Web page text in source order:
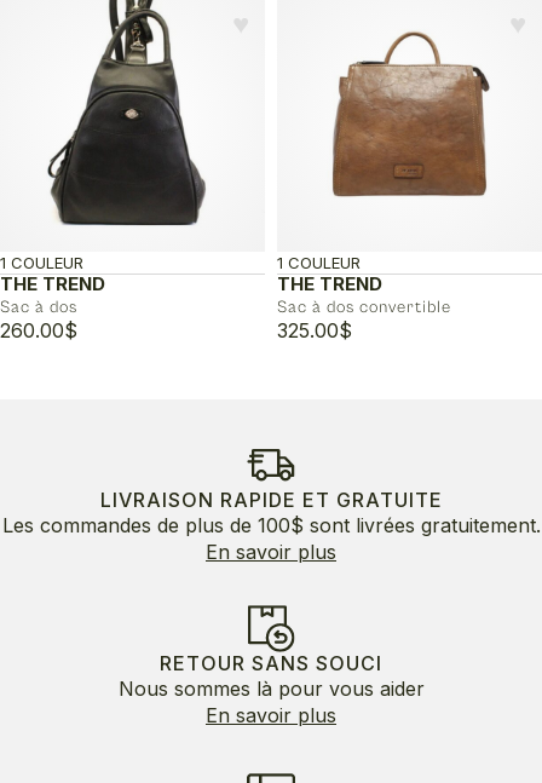
♥︎
THE TREND
Sac à dos
1 COULEUR
260.00$
♥︎
THE TREND
Sac à dos convertible
1 COULEUR
325.00$
LIVRAISON RAPIDE ET GRATUITE
Les commandes de plus de 100$ sont livrées gratuitement.
En savoir plus
RETOUR SANS SOUCI
Nous sommes là pour vous aider
En savoir plus